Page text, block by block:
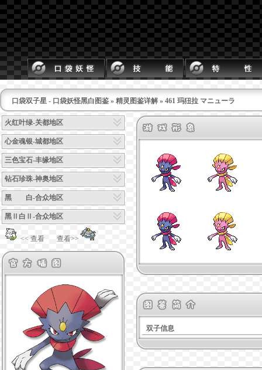
口袋双子星 - 口袋妖怪黑白图鉴 » 精灵图鉴详解 » 461 玛狃拉 マニューラ
火红叶绿-关都地区
心金魂银-城都地区
三色宝石-丰缘地区
钻石珍珠-神奥地区
黑 白-合众地区
黑Ⅱ白Ⅱ-合众地区
<< 查看 查看>>
双子信息